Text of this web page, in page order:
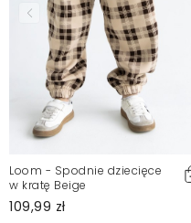
Loom - Spodnie dziecięce
w kratę Beige
109,99 zł